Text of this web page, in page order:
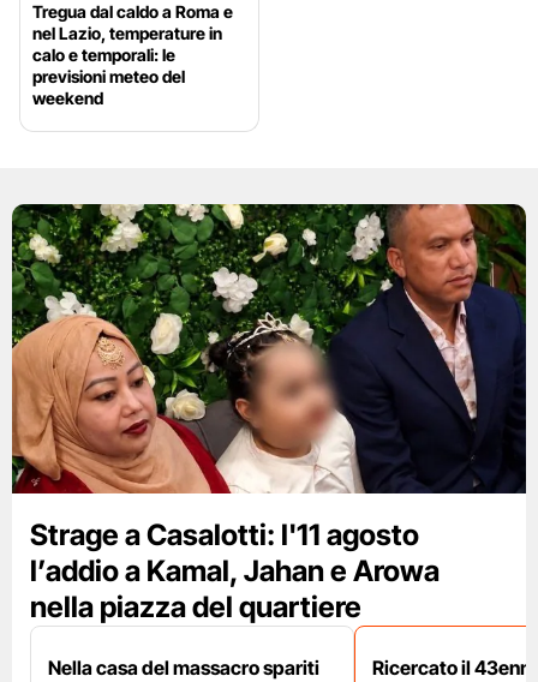
Tregua dal caldo a Roma e
nel Lazio, temperature in
calo e temporali: le
previsioni meteo del
weekend
Strage a Casalotti: l'11 agosto
l’addio a Kamal, Jahan e Arowa
nella piazza del quartiere
Nella casa del massacro spariti
Ricercato il